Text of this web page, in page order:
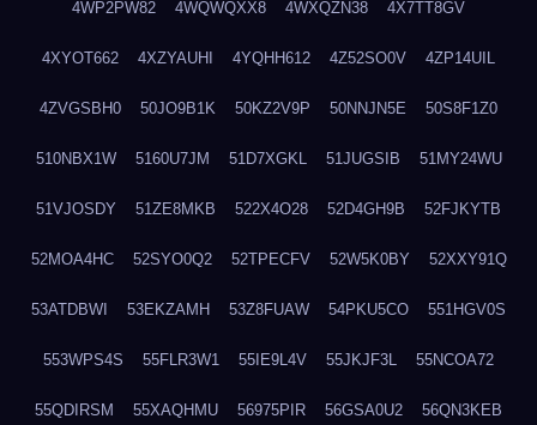
4WP2PW82 4WQWQXX8 4WXQZN38 4X7TT8GV
4XYOT662 4XZYAUHI 4YQHH612 4Z52SO0V 4ZP14UIL
4ZVGSBH0 50JO9B1K 50KZ2V9P 50NNJN5E 50S8F1Z0
510NBX1W 5160U7JM 51D7XGKL 51JUGSIB 51MY24WU
51VJOSDY 51ZE8MKB 522X4O28 52D4GH9B 52FJKYTB
52MOA4HC 52SYO0Q2 52TPECFV 52W5K0BY 52XXY91Q
53ATDBWI 53EKZAMH 53Z8FUAW 54PKU5CO 551HGV0S
553WPS4S 55FLR3W1 55IE9L4V 55JKJF3L 55NCOA72
55QDIRSM 55XAQHMU 56975PIR 56GSA0U2 56QN3KEB